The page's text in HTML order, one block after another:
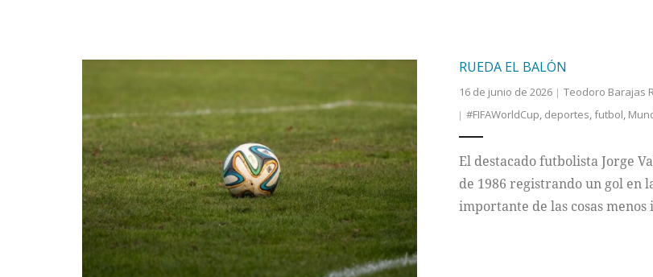
RUEDA EL BALÓN
16 de junio de 2026 Teodoro Barajas
#FIFAWorldCup, deportes,futbol,
El destacado futbolista Jorge
de 1986 registrando un gol en
importante de las cosas